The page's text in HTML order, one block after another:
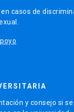
casos de
y consejo si